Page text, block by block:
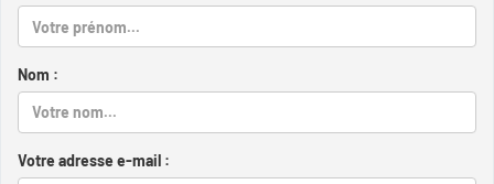
Nom :
Votre adresse e-mail :